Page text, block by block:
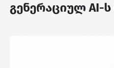
გენერაციულ AI-